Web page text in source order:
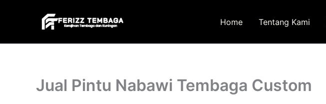
Home Tentang Kami
Jual Pintu Nabawi Tembaga Custom